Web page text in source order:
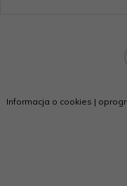
Informacja o cookies |